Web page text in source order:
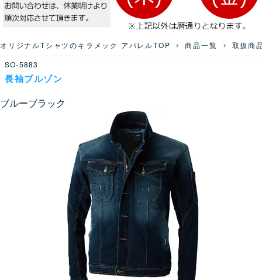
オリジナルTシャツのキラメック アパレルTOP 商品一覧
取扱商
SO-5883
長袖ブルゾン
ブルーブラック